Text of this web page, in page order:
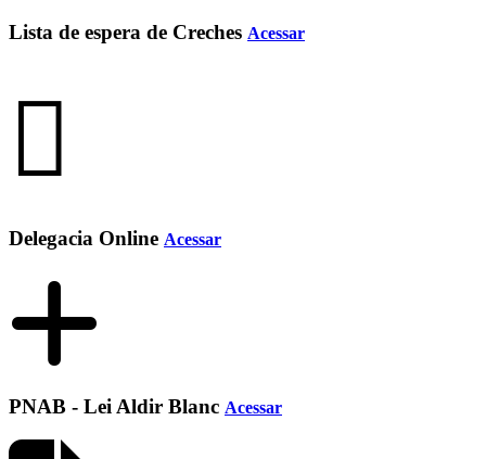
Lista de espera de Creches Acessar
Delegacia Online Acessar
PNAB - Lei Aldir Blanc Acessar